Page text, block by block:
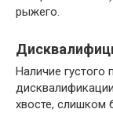
рыжего.
Наличие густого
хвосте, слишком